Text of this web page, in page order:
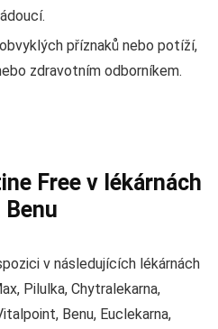
příznaků nebo potíží,
zdravotním odborníkem.
Free v lékárnách
Benu
v následujících lékárnách
Pilulka, Chytralekarna,
Benu, Euclekarna,